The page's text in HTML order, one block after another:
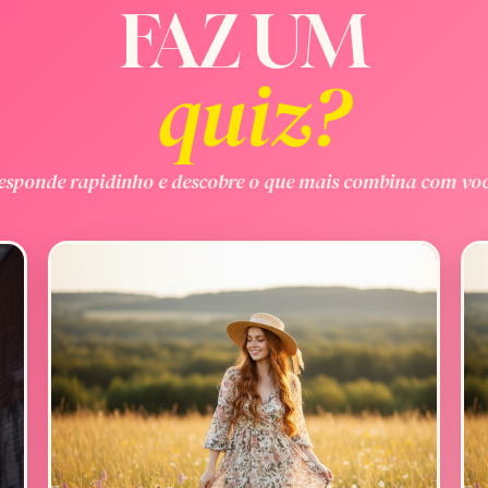
FAZ UM
quiz?
rapidinho e descobre o que mais combina com